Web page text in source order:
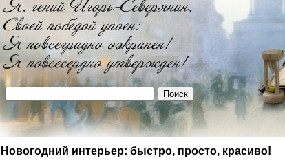
Новогодний интерьер: быстро, просто, красиво!